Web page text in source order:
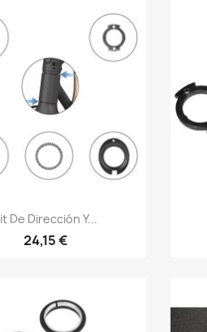
Vista rápida
De Dirección Y...
24,15 €